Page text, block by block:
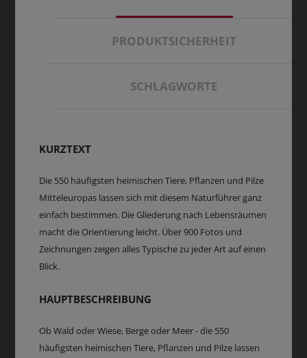
PRODUKTSICHERHEIT
SCHLAGWORTE
KURZTEXT
Die 550 häufigsten heimischen Tiere, Pflanzen und Pilze
Mitteleuropas lassen sich mit diesem Naturführer ganz
einfach bestimmen. Die Gliederung nach Lebensräumen
macht die Orientierung leicht. Über 900 Fotos und
Zeichnungen zeigen alles Typische zu jeder Art auf einen
Blick.
HAUPTBESCHREIBUNG
Ob Wald oder Wiese, Berge oder Meer - die 550
häufigsten heimischen Tiere, Pflanzen und Pilze lassen